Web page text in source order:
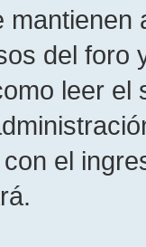
del foro
leer el
el